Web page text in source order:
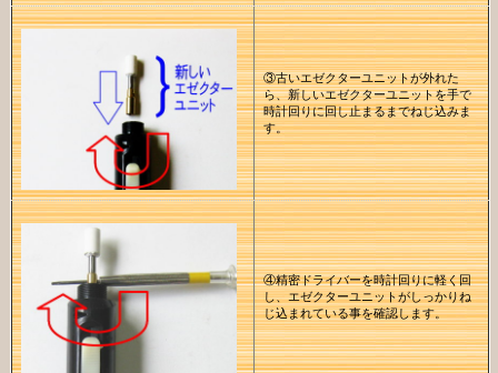
③古いエゼクターユニットが外れた
ら、新しいエゼクターユニットを手で
時計回りに回し止まるまでねじ込みま
す。
④精密ドライバーを時計回りに軽く回
し、エゼクターユニットがしっかりね
じ込まれている事を確認します。